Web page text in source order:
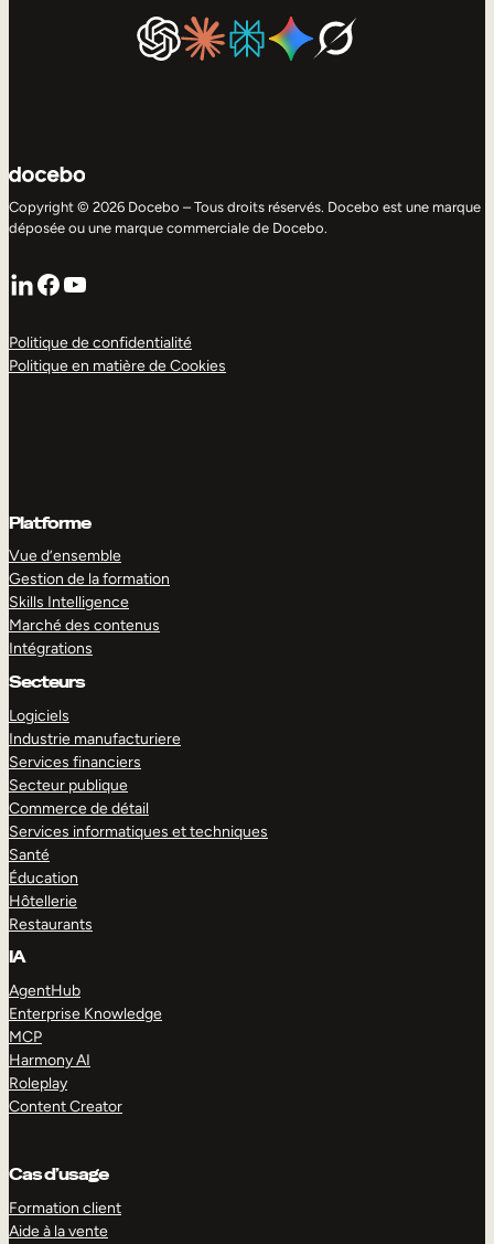
Copyright © 2026 Docebo – Tous droits réservés. Docebo est une marque
déposée ou une marque commerciale de Docebo.
LinkedIn
Facebook
YouTube
Politique de confidentialité
Politique en matière de Cookies
Platforme
Vue d’ensemble
Gestion de la formation
Skills Intelligence
Marché des contenus
Intégrations
Secteurs
Logiciels
Industrie manufacturiere
Services financiers
Secteur publique
Commerce de détail
Services informatiques et techniques
Santé
Éducation
Hôtellerie
Restaurants
IA
AgentHub
Enterprise Knowledge
MCP
Harmony AI
Roleplay
Content Creator
Cas d’usage
Formation client
Aide à la vente